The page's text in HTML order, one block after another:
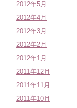
2012年5月
2012年4月
2012年3月
2012年2月
2012年1月
2011年12月
2011年11月
2011年10月